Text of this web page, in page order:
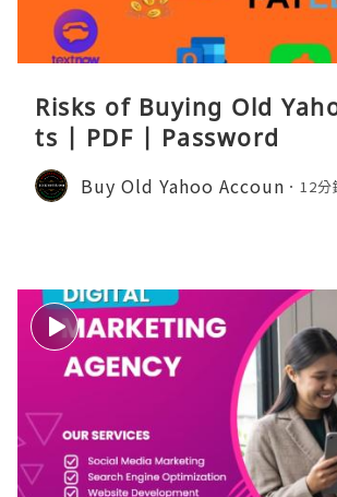
Risks of Buying Old
ts | PDF | Password
Buy Old Yahoo Accoun 12分